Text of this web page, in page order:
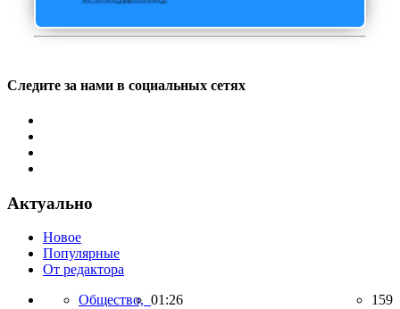
Следите за нами в социальных сетях
Актуально
Новое
Популярные
От редактора
Общество, 01:26 159